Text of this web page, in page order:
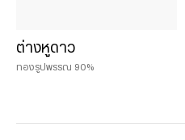
ต่างหูดาว
ทองรูปพรรณ 90%